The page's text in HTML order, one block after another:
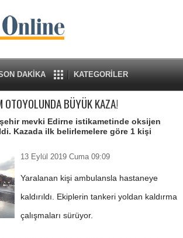
DAKİKA KATEGORİLER
OTOYOLUNDA BÜYÜK KAZA!
mevki Edirne istikametinde oksijen
Kazada ilk belirlemelere göre 1 kişi
13 Eylül 2019 Cuma 09:09
Yaralanan kişi ambulansla hastaneye
kaldırıldı. Ekiplerin tankeri yoldan kaldırma
çalışmaları sürüyor.